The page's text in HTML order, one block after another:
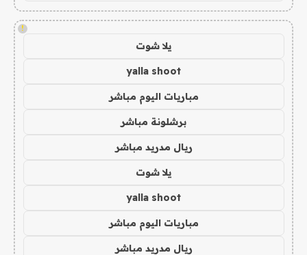
!
يلا شوت
yalla shoot
مباريات اليوم مباشر
برشلونة مباشر
ريال مدريد مباشر
يلا شوت
yalla shoot
مباريات اليوم مباشر
ريال مدريد مباشر